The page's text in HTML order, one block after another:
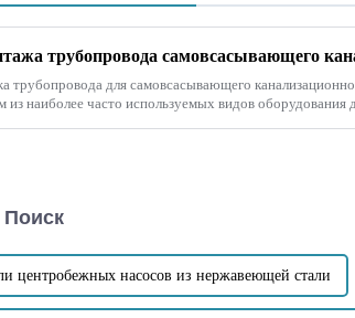
трубопровода для самовсасывающего
из наиболее часто используемых видов оборудования
центробежных насосов из нержавеющей стали